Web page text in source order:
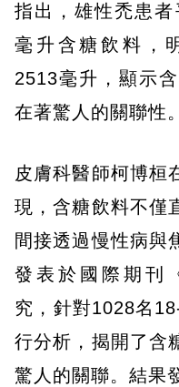
指出，雄性禿患
毫升含糖飲料，
2513毫升，顯示
在著驚人的關聯性。
皮膚科醫師柯博桓
現，含糖飲料不僅
間接透過慢性病與
發表於國際期刊
究，針對1028名
行分析，揭開了含
驚人的關聯。結果